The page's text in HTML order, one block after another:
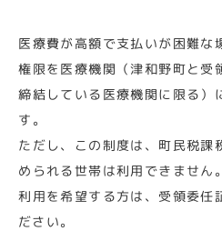
医療費が高額で支払いが困難な
権限を医療機関（津和野町と受
締結している医療機関に限る）
す。
ただし、この制度は、町民税課
められる世帯は利用できません。
利用を希望する方は、受領委任
ださい。